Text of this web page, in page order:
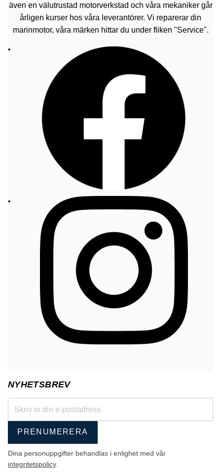
även en välutrustad motorverkstad och våra mekaniker går
årligen kurser hos våra leverantörer. Vi reparerar din
marinmotor, våra märken hittar du under fliken "Service".
NYHETSBREV
PRENUMERERA
Dina personuppgifter behandlas i enlighet med vår
integritetspolicy.